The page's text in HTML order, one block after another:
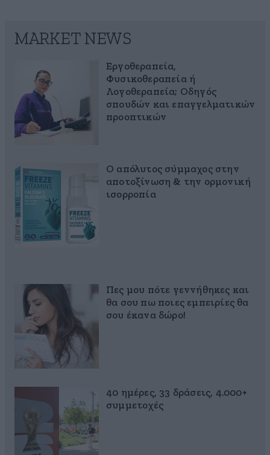
MARKET NEWS
Εργοθεραπεία,
Φυσικοθεραπεία ή
Λογοθεραπεία; Οδηγός
σπουδών και επαγγελματικών
προοπτικών
Ο απόλυτος σύμμαχος στην
αποτοξίνωση & την ορμονική
ισορροπία
Πες μου πότε γεννήθηκες και
θα σου πω ποιες εμπειρίες θα
σου έκανα δώρο!
40 ημέρες, 33 δράσεις, 4.000+
συμμετοχές